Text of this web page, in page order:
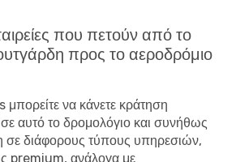
που πετούν από το
προς το αεροδρόμιο
να κάνετε κράτηση
αυτό το δρομολόγιο και συνήθως
σε διάφορους τύπους υπηρεσιών,
premium, ανάλογα με